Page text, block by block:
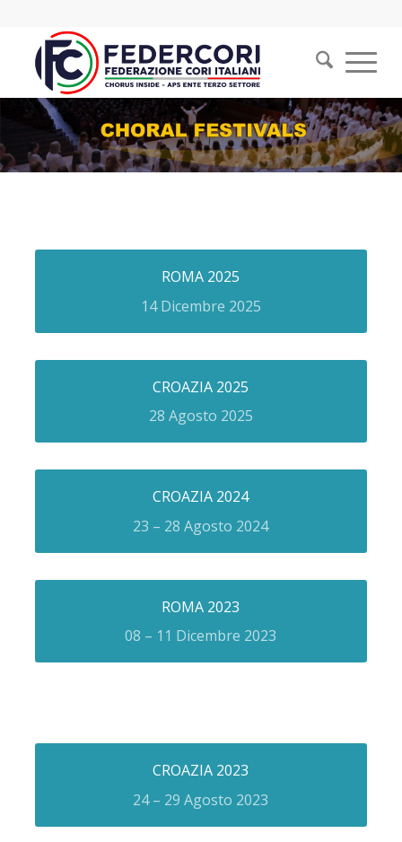
ROMA 2025
14 Dicembre 2025
CROAZIA 2025
28 Agosto 2025
CROAZIA 2024
23 – 28 Agosto 2024
ROMA 2023
08 – 11 Dicembre 2023
CROAZIA 2023
24 – 29 Agosto 2023